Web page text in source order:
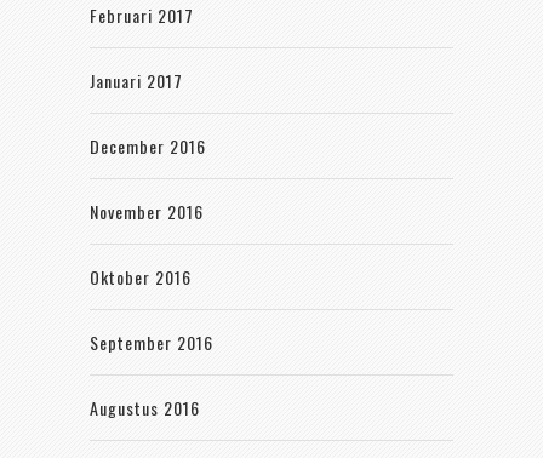
Februari 2017
Januari 2017
December 2016
November 2016
Oktober 2016
September 2016
Augustus 2016